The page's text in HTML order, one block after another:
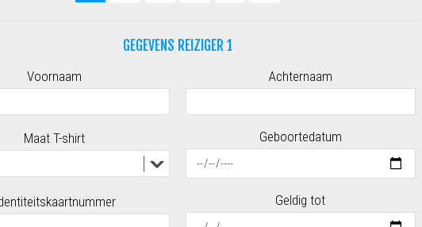
GEGEVENS REIZIGER 1
Voornaam Achternaam
Maat T-shirt Geboortedatum
Geldig tot